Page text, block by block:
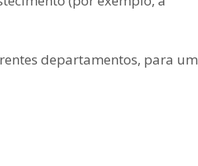
departamentos, para um